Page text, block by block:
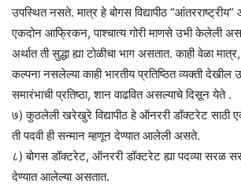
उपस्थित नसते. मात्र हे बोगस विद्यापीठ “आंतरराष्ट्रीय”
एकदोन आफ्रिकन, पाश्चात्य गोरी माणसे उभी केलेली
अर्थात ती सुद्धा ह्या टोळीचा भाग असतात. काही वेळा
कल्पना नसलेल्या काही भारतीय प्रतिष्ठित व्यक्ती
समारंभाची प्रतिष्ठा, शान वाढवित असल्याचे दिसून येते .
७) कुठलेली खरेखुरे विद्यापीठ हे ऑनररी डॉक्टरेट साठी
ती पदवी ही सन्मान म्हणून देण्यात आलेली असते.
८) बोगस डॉक्टरेट, ऑनररी डॉक्टरेट ह्या पदव्या सरळ
देण्यात आलेल्या असतात.